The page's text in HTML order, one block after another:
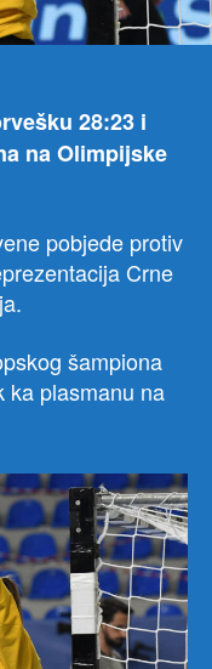
28:23 i
na Olimpijske
pobjede protiv
Crne
šampiona
ka plasmanu na